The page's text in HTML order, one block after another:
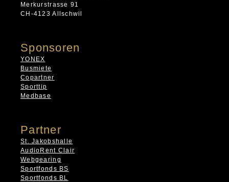
Merkurstrasse 91
CH-4123 Allschwil
Sponsoren
YONEX
Busmiete
Copartner
Sporttip
Medbase
Partner
St. Jakobshalle
AudioRent Clair
Webgearing
Sportfonds BS
Sportfonds BL